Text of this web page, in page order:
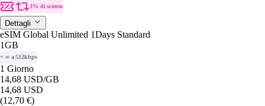
3% di sconto
Dettagli
eSIM Global Unlimited 1Days Standard
1GB
+ ∞ a 512kbps
1 Giorno
14,68 USD/GB
14,68 USD
(12,70 €)